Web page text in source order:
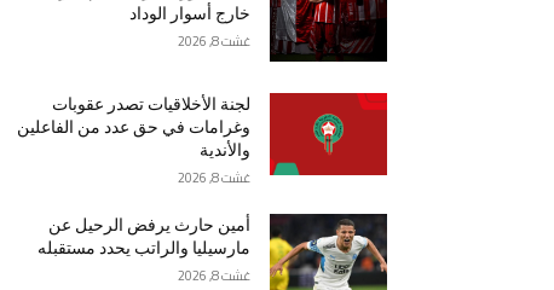
خارج أسوار الوداد
غشت 8, 2026
لجنة الأخلاقيات تصدر عقوبات
وغرامات في حق عدد من الفاعلين
والأندية
غشت 8, 2026
أمين حارث يرفض الرحيل عن
مارسيليا والراتب يحدد مستقبله
غشت 8, 2026